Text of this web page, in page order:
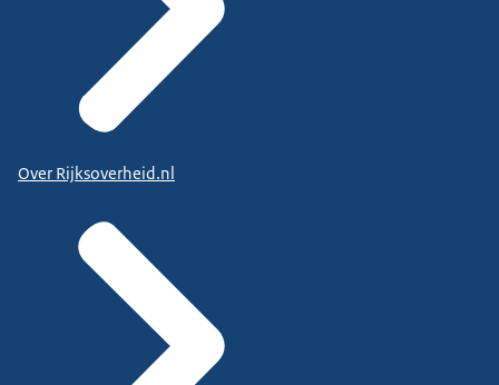
Over Rijksoverheid.nl